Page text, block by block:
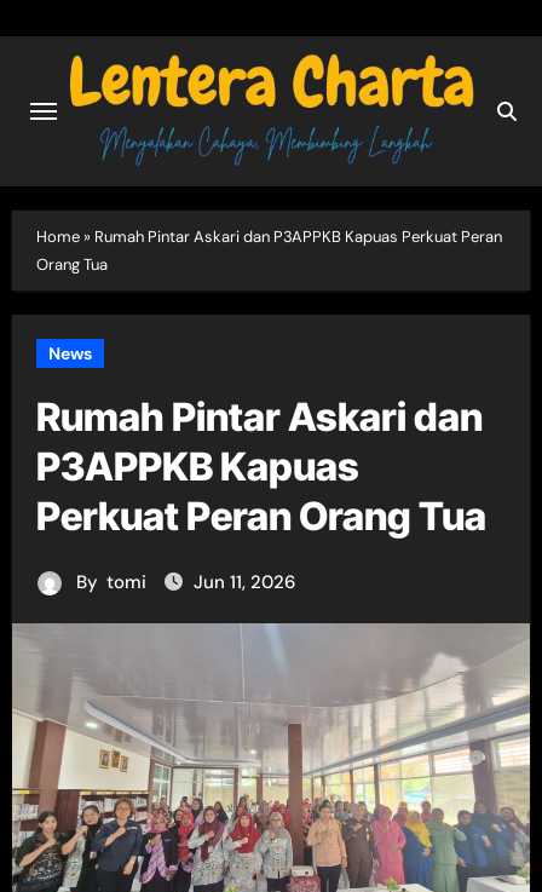
Home» Rumah Pintar Askari dan P3APPKB Kapuas Perkuat Peran
Orang Tua
News
Rumah Pintar Askari dan
P3APPKB Kapuas
Perkuat Peran Orang Tua
By tomi Jun 11, 2026